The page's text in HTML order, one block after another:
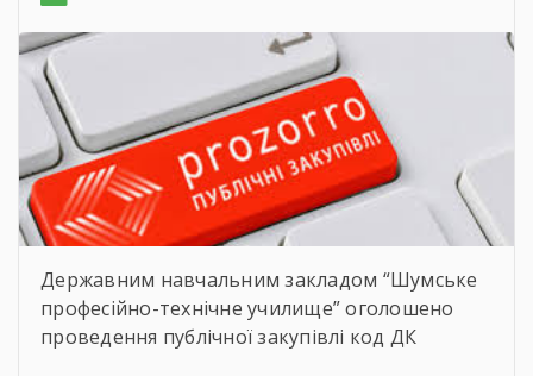
Державним навчальним закладом “Шумське
професійно-технічне училище” оголошено
проведення публічної закупівлі код ДК